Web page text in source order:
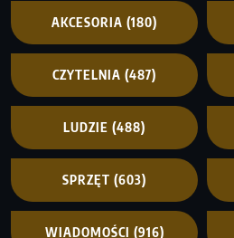
AKCESORIA (180)
CZYTELNIA (487)
LUDZIE (488)
SPRZĘT (603)
WIADOMOŚCI (916)